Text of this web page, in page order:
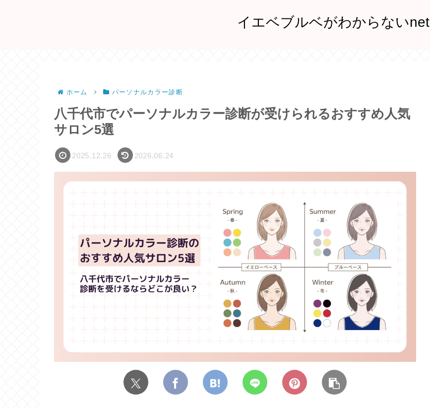
イエベブルベがわからないnet
ホーム パーソナルカラー診断
八千代市でパーソナルカラー診断が受けられるおすすめ人気
サロン5選
2025.12.26 2026.06.24